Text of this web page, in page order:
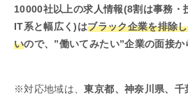
10000社以上の求人情報(8割は事務・
IT系と幅広く)はブラック企業を排除し
いので、”働いてみたい”企業の面接か
※対応地域は、東京都、神奈川県、千